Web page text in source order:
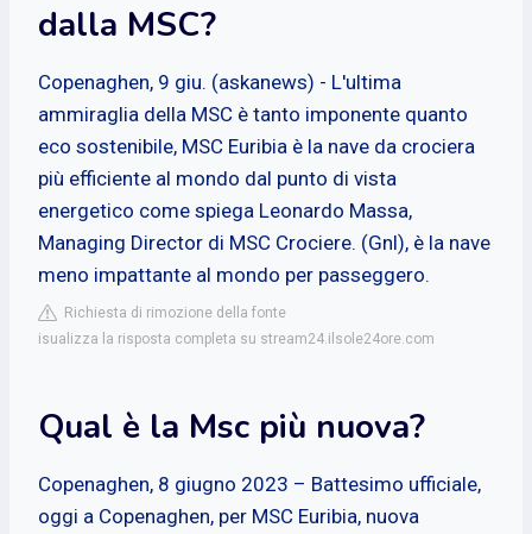
dalla MSC?
Copenaghen, 9 giu. (askanews) - L'ultima
ammiraglia della MSC è tanto imponente quanto
eco sostenibile, MSC Euribia è la nave da crociera
più efficiente al mondo dal punto di vista
energetico come spiega Leonardo Massa,
Managing Director di MSC Crociere. (Gnl), è la nave
meno impattante al mondo per passeggero.
Richiesta di rimozione della fonte
isualizza la risposta completa su stream24.ilsole24ore.com
Qual è la Msc più nuova?
Copenaghen, 8 giugno 2023 – Battesimo ufficiale,
oggi a Copenaghen, per MSC Euribia, nuova